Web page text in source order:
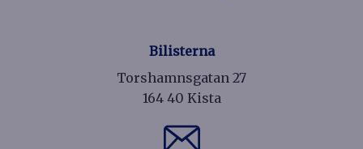
Bilisterna
Torshamnsgatan 27
164 40 Kista